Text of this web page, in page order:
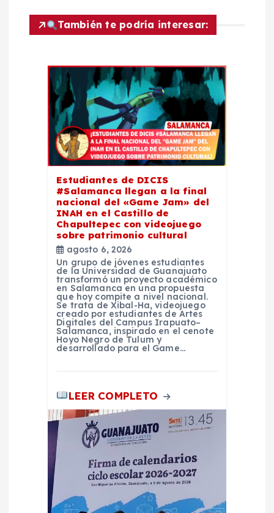
ó
También te podría interesar:
Estudiantes de DICIS
#Salamanca llegan a la final
nacional del «Game Jam» del
INAH en el Castillo de
Chapultepec con videojuego
sobre patrimonio cultural
agosto 6, 2026
Un grupo de jóvenes estudiantes
de la Universidad de Guanajuato
transformó un proyecto académico
en Salamanca en una propuesta
que hoy compite a nivel nacional.
Se trata de Xibal-Ha, videojuego
creado por estudiantes de Artes
Digitales del Campus Irapuato–
Salamanca, inspirado en el cenote
Hoyo Negro de Tulum y
desarrollado para el Game…
LEER COMPLETO